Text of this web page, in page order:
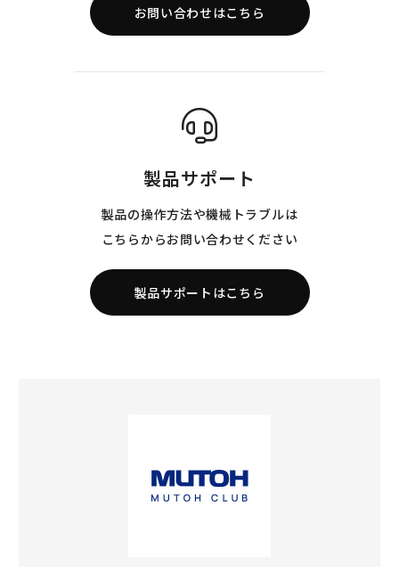
お問い合わせはこちら
製品サポート
製品の操作方法や機械トラブルは
こちらからお問い合わせください
製品サポートはこちら